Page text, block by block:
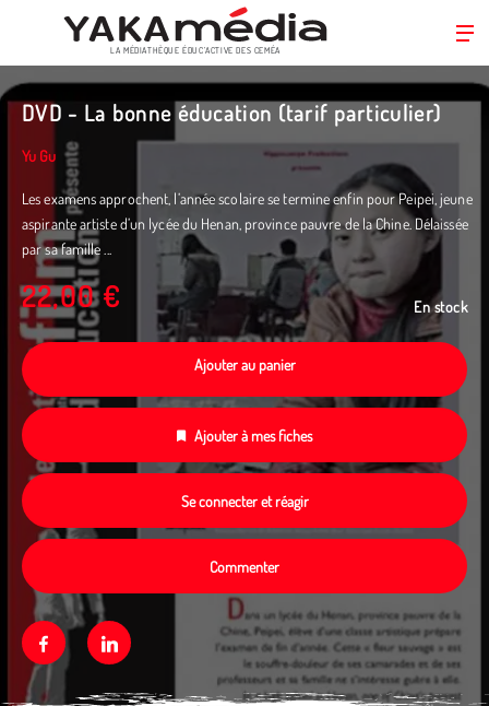
Aller
au
principal
LA MÉDIATHÈQUE ÉDUC’ACTIVE DES CEMÉA
DVD - La bonne éducation (tarif particulier)
Yu Gu
Les examens approchent, l’année scolaire se termine enfin pour Peipei, jeune
aspirante artiste d’un lycée du Henan, province pauvre de la Chine. Délaissée
par sa famille ...
22,00 € En stock
Ajouter au panier
Ajouter à mes fiches
Se connecter et réagir
Commenter
FacebookLinkedin